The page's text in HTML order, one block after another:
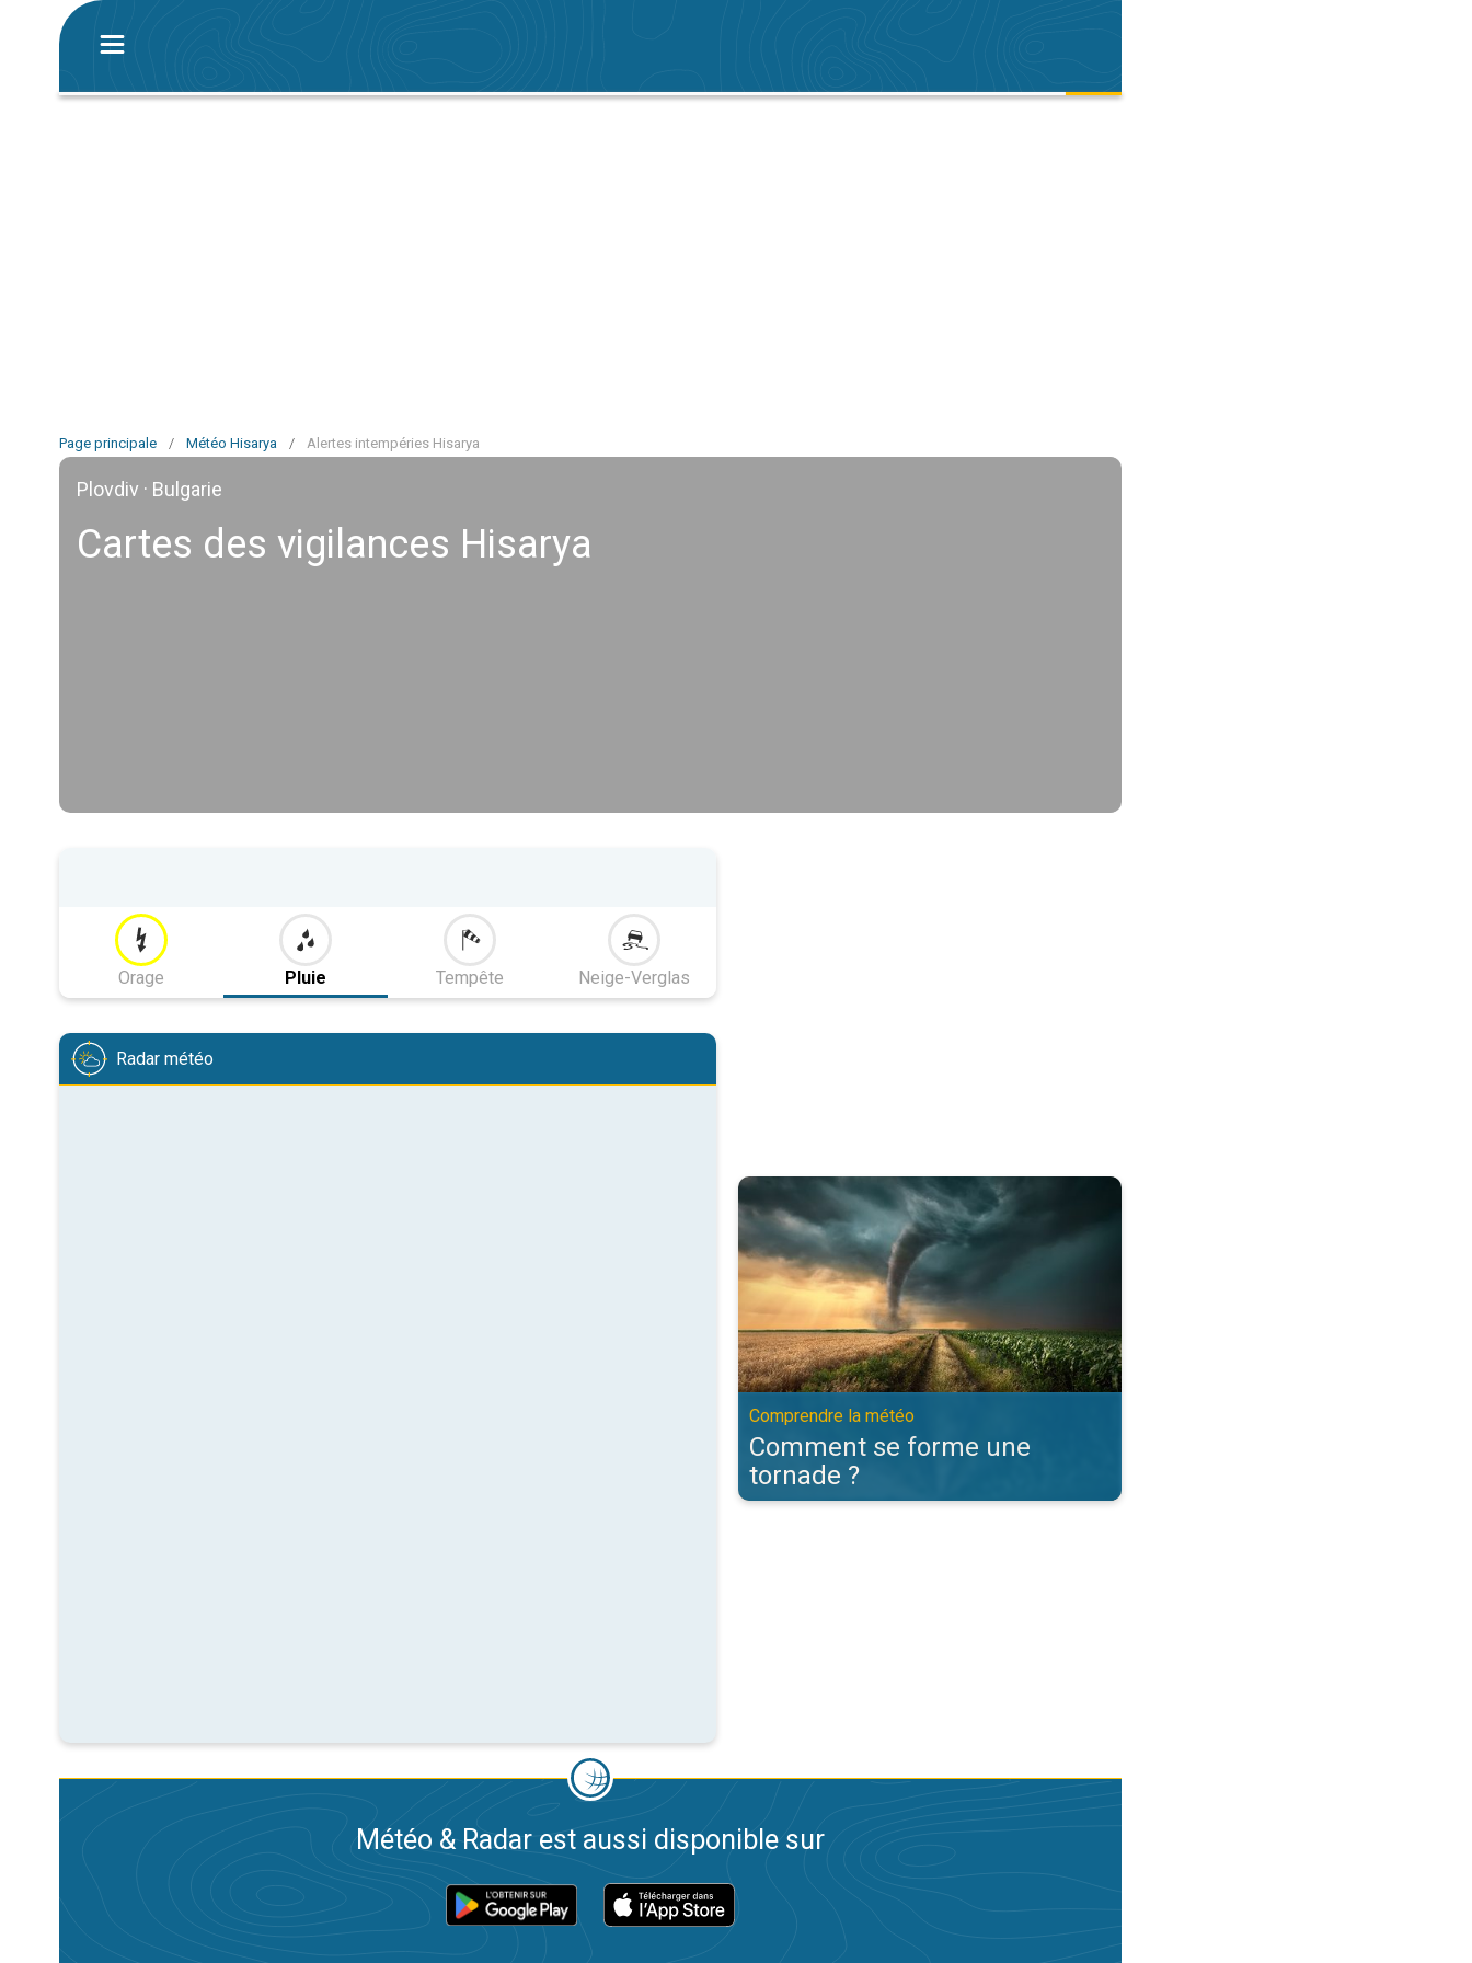
Page principale / Météo Hisarya / Alertes intempéries Hisarya
Plovdiv · Bulgarie
Cartes des vigilances Hisarya
Orage Pluie Tempête Neige-Verglas
Radar météo
Comment se forme une tornade ?. Comprendre la météo. . .
Comprendre la météo
Comment se forme une
tornade ?
Météo & Radar est aussi disponible sur